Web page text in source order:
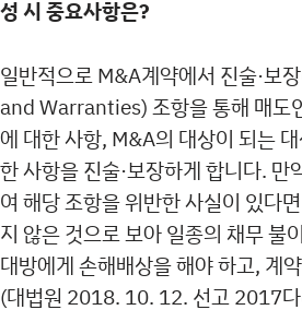
성 시 중요사항은?
일반적으로 M&A계약에서 진술·
and Warranties) 조항을 통해 매도
에 대한 사항, M&A의 대상이 되는
한 사항을 진술·보장하게 합니다. 만
여 해당 조항을 위반한 사실이 있다
지 않은 것으로 보아 일종의 채무 불
대방에게 손해배상을 해야 하고, 계
(대법원 2018. 10. 12. 선고 2017